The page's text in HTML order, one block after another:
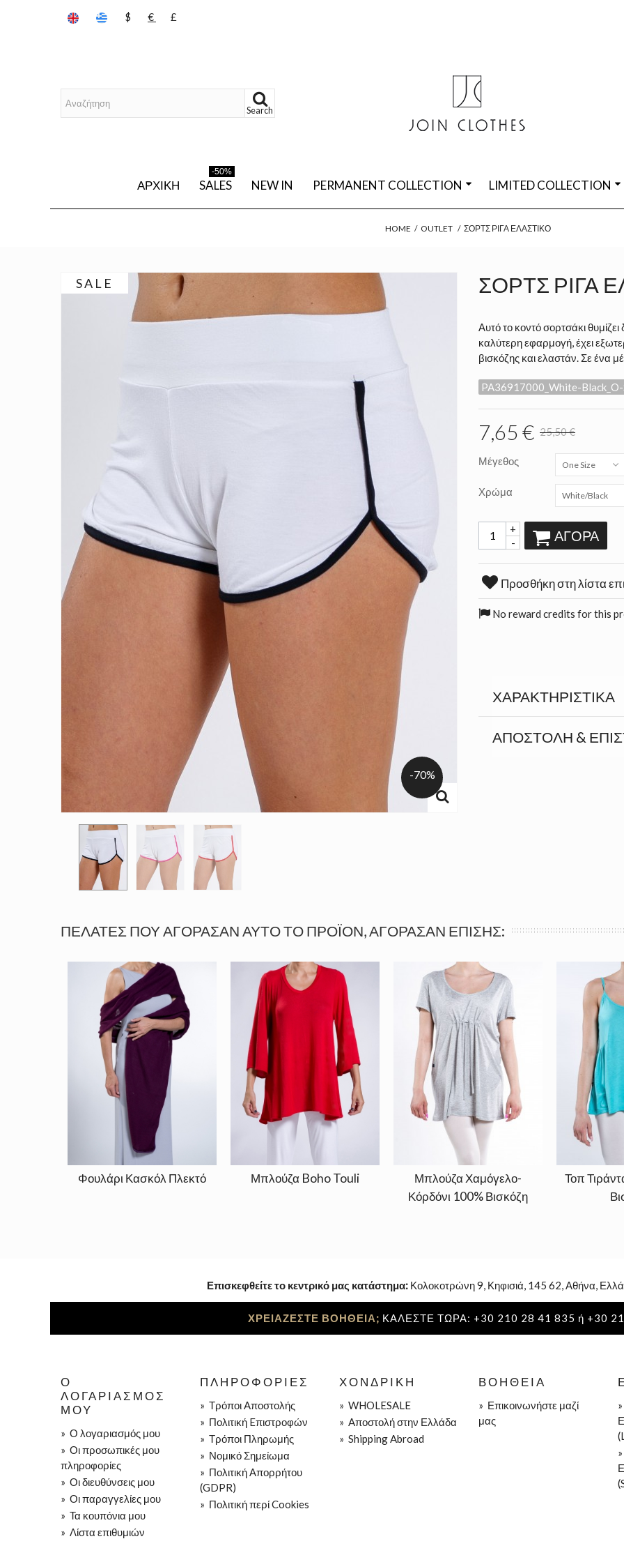
$ € £
Search
ΑΡΧΙΚΉ SALES
-50%
NEW IN PERMANENT COLLECTION LIMITED COLLECTION
HOME / OUTLET / ΣΟΡΤΣ ΡΊΓΑ ΕΛΑΣΤΙΚΌ
SALE
-70%
ΣΟΡΤΣ ΡΊΓΑ
Αυτό το κοντό σορτσάκι
καλύτερη εφαρμογή, έχει
βισκόζης και ελαστάν. Σε ένα
PA36917000_White-Black_O-
7,65 € 25,50 €
Μέγεθος One Size
Χρώμα White/Black
-
+ ΑΓΟΡΆ
Προσθήκη στη λίστα
No reward credits for this
ΧΑΡΑΚΤΗΡΙΣΤΙΚΆ
ΑΠΟΣΤΟΛΉ &
ΠΕΛΆΤΕΣ ΠΟΥ ΑΓΌΡΑΣΑΝ ΑΥΤΌ ΤΟ ΠΡΟΪΌΝ, ΑΓΌΡΑΣΑΝ ΕΠΊΣΗΣ:
Φουλάρι Κασκόλ Πλεκτό Μπλούζα Boho Touli
Μπλούζα Χαμόγελο-
Κόρδόνι 100% Βισκόζη
Τοπ
Επισκεφθείτε το κεντρικό μας κατάστημα:Κολοκοτρώνη 9, Κηφισιά, 145 62, Αθήνα,
ΧΡΕΙΑΖΕΣΤΕ ΒΟΗΘΕΙΑ; ΚΑΛΕΣΤΕ ΤΩΡΑ: +30 210 28 41 835 ή +30
Ο
ΛΟΓΑΡΙΑΣΜΌΣ
ΜΟΥ
» Ο λογαριασμός μου
» Οι προσωπικές μου
πληροφορίες
» Οι διευθύνσεις μου
» Οι παραγγελίες μου
» Τα κουπόνια μου
» Λίστα επιθυμιών
ΠΛΗΡΟΦΟΡΊΕΣ
» Τρόποι Aποστολής
» Πολιτική Eπιστροφών
» Τρόποι Πληρωμής
» Νομικό Σημείωμα
» Πολιτική Απορρήτου
(GDPR)
» Πολιτική περί Cookies
ΧΟΝΔΡΙΚΉ
» WHOLESALE
» Aποστολή στην Ελλάδα
» Shipping Abroad
ΒΟΉΘΕΙΑ
» Επικοινωνήστε μαζί
μας
»
»